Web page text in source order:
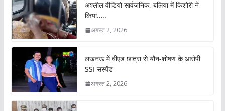
अश्लील वीडियो सार्वजनिक, बलिया में किशोरी ने
किया…..
अगस्त 2, 2026
लखनऊ में बीएड छात्रा से यौन-शोषण के आरोपी
SSI सस्पेंड
अगस्त 2, 2026